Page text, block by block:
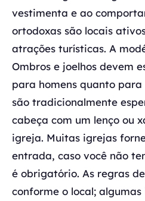
vestimenta e ao
ortodoxas são locais
atrações turísticas. A
Ombros e joelhos devem
para homens quanto para
são tradicionalmente
cabeça com um lenço ou
igreja. Muitas igrejas
entrada, caso você não
é obrigatório. As regras
conforme o local;